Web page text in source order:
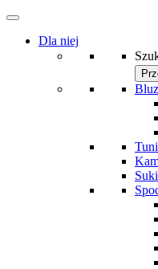
Dla niej